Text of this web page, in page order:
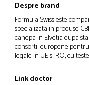
Despre brand
Formula Swiss este
specializata in produse
canepa in Elvetia dupa
consortii europene
legale in UE si RO, cu
Link doctor